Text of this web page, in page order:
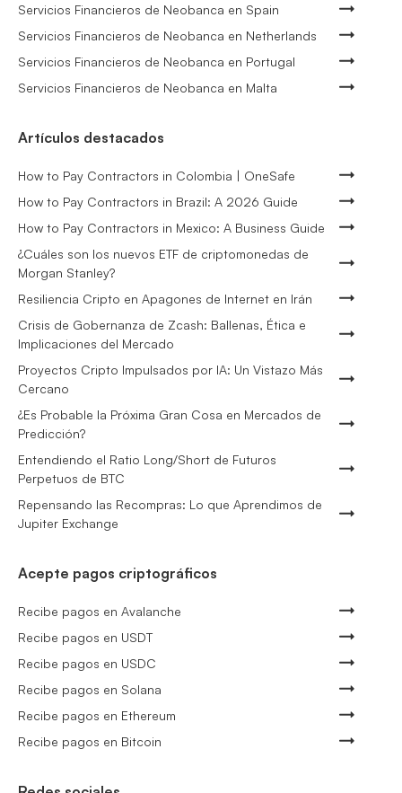
Servicios Financieros de Neobanca en Spain
Servicios Financieros de Neobanca en Netherlands
Servicios Financieros de Neobanca en Portugal
Servicios Financieros de Neobanca en Malta
Artículos destacados
How to Pay Contractors in Colombia | OneSafe
How to Pay Contractors in Brazil: A 2026 Guide
How to Pay Contractors in Mexico: A Business Guide
¿Cuáles son los nuevos ETF de criptomonedas de
Morgan Stanley?
Resiliencia Cripto en Apagones de Internet en Irán
Crisis de Gobernanza de Zcash: Ballenas, Ética e
Implicaciones del Mercado
Proyectos Cripto Impulsados por IA: Un Vistazo Más
Cercano
¿Es Probable la Próxima Gran Cosa en Mercados de
Predicción?
Entendiendo el Ratio Long/Short de Futuros
Perpetuos de BTC
Repensando las Recompras: Lo que Aprendimos de
Jupiter Exchange
Acepte pagos criptográficos
Recibe pagos en Avalanche
Recibe pagos en USDT
Recibe pagos en USDC
Recibe pagos en Solana
Recibe pagos en Ethereum
Recibe pagos en Bitcoin